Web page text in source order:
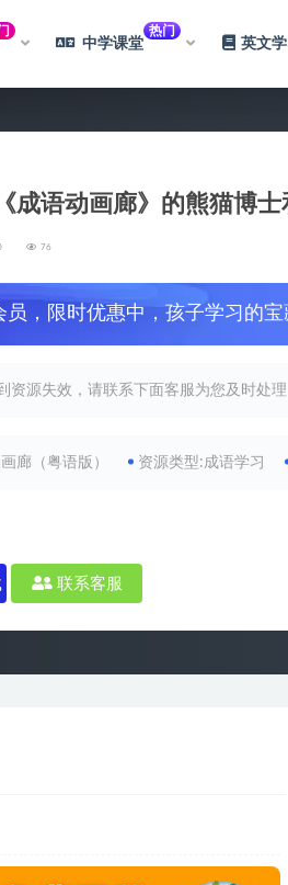
中学课堂
热门
英文学
成语动画廊》的熊猫博
76
员，限时优惠中，孩子学习的
资源失效，请联系下面客服为您及时处理
廊（粤语版） 资源类型:成语学习
联系客服